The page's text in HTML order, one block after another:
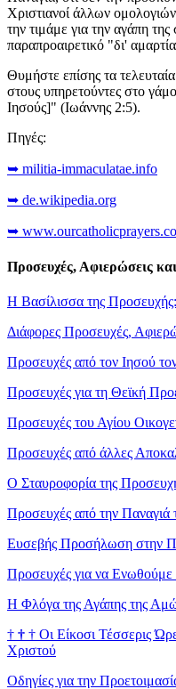
Χριστιανοί άλλων
την τιμάμε για την αγάπη
παραπροαιρετικό "δι'
Θυμήστε επίσης τα
στους υπηρετούντες στο
Ιησούς]" (Ιωάννης 2:5).
Πηγές:
➥ militia-immaculatae.info
➥ de.wikipedia.org
➥
Προσευχές, Αφιερώσεις
Η Βασίλισσα της
Διάφορες Προσευχές,
Προσευχές από τον Ιησού
Προσευχές για τη Θεϊκή
Προσευχές του Αγίου
Προσευχές από άλλες
Ο Σταυροφορία της
Προσευχές από την Παναγιά
Ευσεβής Προσήλωση στην
Προσευχές για να Ενωθούμε
Η Φλόγα της Αγάπης της
† † † Οι Είκοσι Τέσσερις
Χριστού
Οδηγίες για την